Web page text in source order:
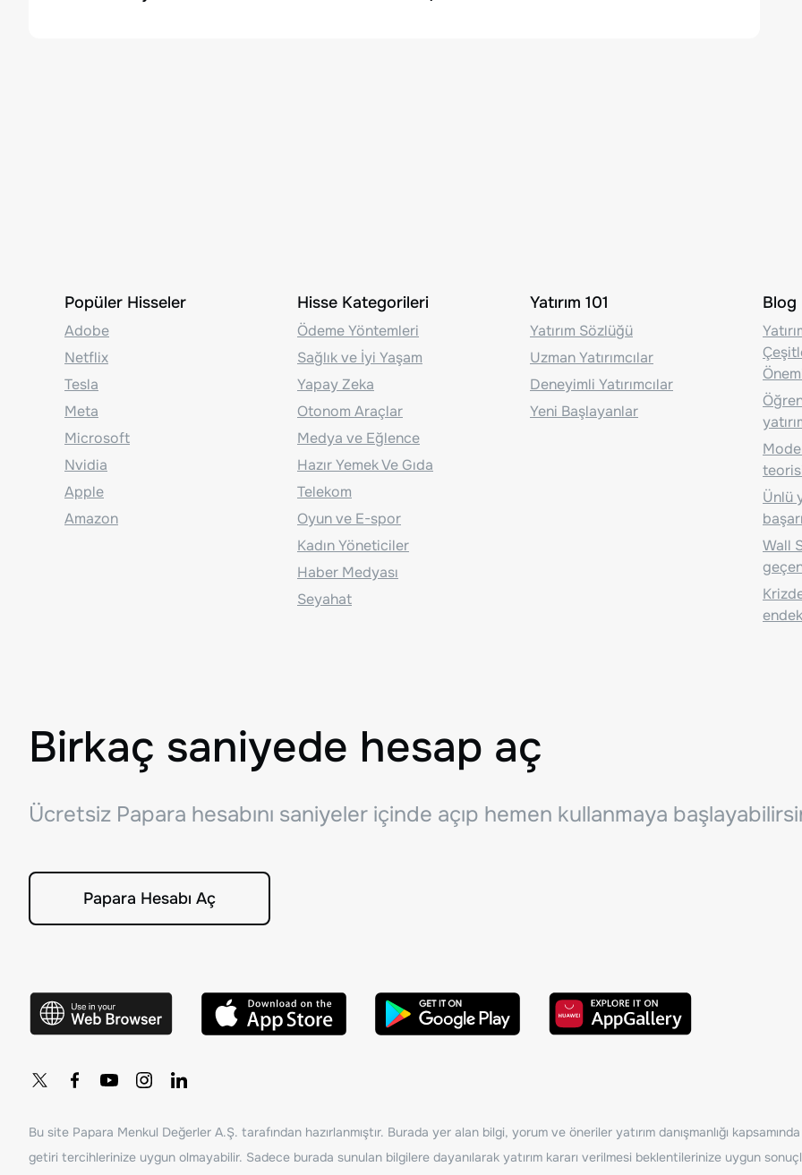
Popüler Hisseler
Adobe
Netflix
Tesla
Meta
Microsoft
Nvidia
Apple
Amazon
Hisse Kategorileri
Ödeme Yöntemleri
Sağlık ve İyi Yaşam
Yapay Zeka
Otonom Araçlar
Medya ve Eğlence
Hazır Yemek Ve Gıda
Telekom
Oyun ve E-spor
Kadın Yöneticiler
Haber Medyası
Seyahat
Yatırım 101
Yatırım Sözlüğü
Uzman Yatırımcılar
Deneyimli Yatırımcılar
Yeni Başlayanlar
Blog
Ünlü
Wall
Birkaç saniyede hesap aç
Ücretsiz Papara hesabını saniyeler içinde açıp hemen kullanmaya
Papara Hesabı Aç
Bu site Papara Menkul Değerler A.Ş. tarafından hazırlanmıştır. Burada yer alan bilgi, yorum ve öneriler yatırım danışmanlığı
getiri tercihlerinize uygun olmayabilir. Sadece burada sunulan bilgilere dayanılarak yatırım kararı verilmesi beklentilerinize uygun